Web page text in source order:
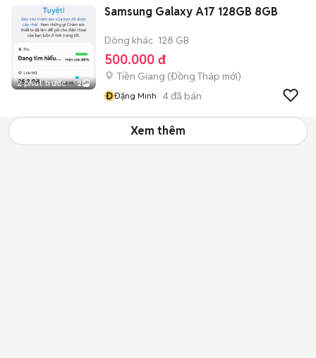
2 phút trước 2
Samsung Galaxy A17 128GB 8GB
Dòng khác 128 GB
500.000 đ
Tiền Giang (Đồng Tháp mới)
ĐĐặng Minh 4đã bán
Xem thêm